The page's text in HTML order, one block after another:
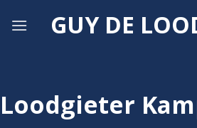
GUY DE
Loodgieter